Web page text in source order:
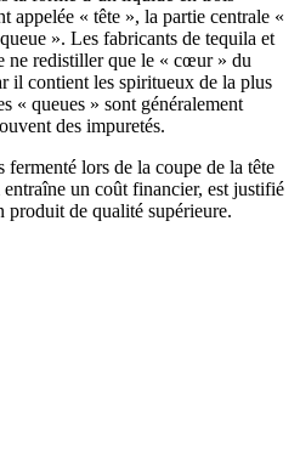
appelée « tête », la partie centrale «
». Les fabricants de tequila et
ne redistiller que le « cœur » du
il contient les spiritueux de la plus
« queues » sont généralement
des impuretés.
lors de la coupe de la tête
un coût financier, est justifié
produit de qualité supérieure.